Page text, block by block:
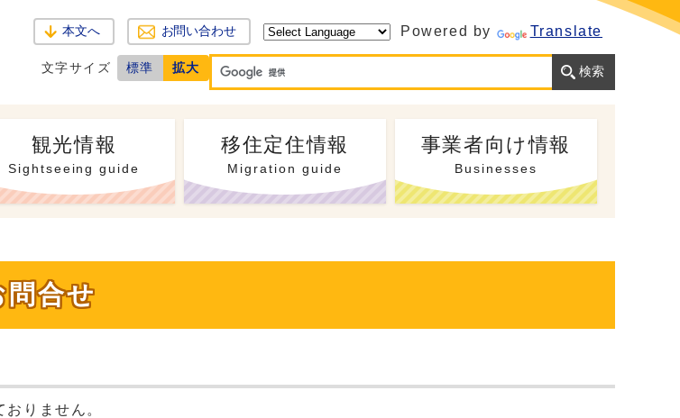
本文へ お問い合わせ Powered by Translate
文字サイズ 標準 拡大
観光情報
Sightseeing guide
移住定住情報
Migration guide
事業者向け情報
Businesses
問合せ
りません。